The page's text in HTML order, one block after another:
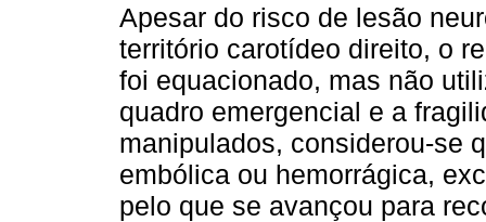
Apesar do risco de lesão
território carotídeo direito, o
foi equacionado, mas não
quadro emergencial e a
manipulados, considerou-se
embólica ou hemorrágica,
pelo que se avançou para